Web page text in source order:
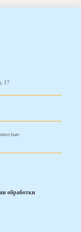
17
обработки